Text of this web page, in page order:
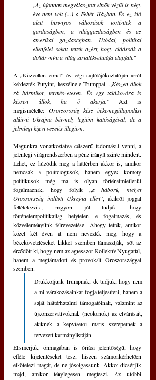
„Az újonnan megválasztott elnök végül is négy
éve nem volt (...) a Fehér Házban. És ez idő
alatt bizonyos változások történtek a
gazdaságban, a világgazdaságban és az
amerikai gazdaságban. Utódai, politikai
ellenfelei sokat tettek azért, hogy aláássák a
dollár mint a világ tartalékvalutája alapjait.”
A „Közvetlen vonal” év végi sajtótájékoztatóján arról
kérdezték Putyint, beszélne-e Trumppal. „ Készen állok
rá bármikor, természetesen. És egy találkozóra is
készen állok, ha ő akarja.” Azt is
megismételte: Oroszország kész békemegállapodást
aláírni Ukrajna bármely legitim hatóságával, de a
jelenlegi kijevi vezetés illegitim.
Magunkra vonatkoztatva célszerű tudomásul venni, a
jelenlegi világrendszerben a pénz irányít szinte mindent.
Lehet, ez húzódik meg a háttérben akkor is, amikor
nemcsak a politológusok, hanem egyes komoly
politikusok még ma is olyan történelmietlenül
fogalmaznak, hogy folyik „a háború, melyet
Oroszország indított Ukrajna ellen”, akikről joggal
feltételezzük, nagyon jól tudják, hogy
történelempolitikailag helytelen e fogalmazás, és
közvéleményünk félrevezetése. Ahogy tették, amikor
közel két éven át nem nevezték meg, hogy a
békeköveteléseket kikkel szemben támasztják, sőt az
érződött ki, hogy nem az agresszor Kollektív Nyugattal,
hanem a megtámadott és provokált Oroszországgal
szemben.
Drukkoljunk Trumpnak, de tudjuk, hogy nem
a mi várakozásainkat fogja teljesíteni, hanem a
saját háttérhatalmi támogatóinak, valamint az
újkonzervatívoknak (neokonok) az elvárásait,
akiknek a képviselői máris szerepelnek a
tervezett kormánylistáján.
Elismerjük, önmagában is óriási jelentőségű, hogy
efféle kijelentéseket tesz, hiszen számonkérhetően
elkötelezi magát, de ne jósolgassunk. Akkor dicsérjük
majd, amikor ténylegesen megteszi. Az utóbbi